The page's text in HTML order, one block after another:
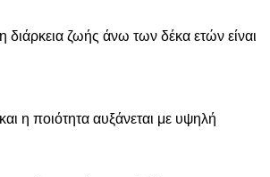
διάρκεια ζωής άνω των δέκα ετών είναι
η ποιότητα αυξάνεται με υψηλή